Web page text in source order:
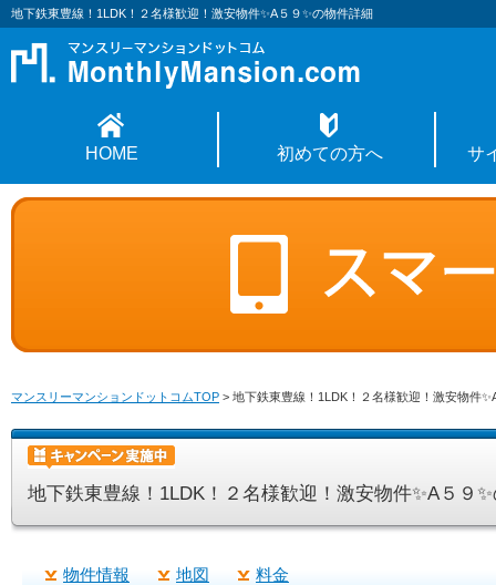
地下鉄東豊線！1LDK！２名様歓迎！激安物件✨A５９✨の物件詳細
HOME 初めての方へ サ
マンスリーマンションドットコムTOP > 地下鉄東豊線！1LDK！２名様歓迎！激安物件
地下鉄東豊線！1LDK！２名様歓迎！激安物件✨A５９
物件情報 地図 料金